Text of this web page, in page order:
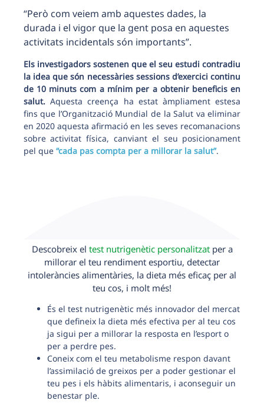
“Però com veiem amb aquestes dades, la
durada i el vigor que la gent posa en aquestes
activitats incidentals són importants”.
Els investigadors sostenen que el seu estudi contradiu
la idea que són necessàries sessions d’exercici continu
de 10 minuts com a mínim per a obtenir beneficis en
salut.Aquesta creença ha estat àmpliament estesa
fins que l’Organització Mundial de la Salut va eliminar
en 2020 aquesta afirmació en les seves recomanacions
sobre activitat física, canviant el seu posicionament
pel que “cada pas compta per a millorar la salut”.
Descobreix el test nutrigenètic personalitzatper a
millorar el teu rendiment esportiu, detectar
intoleràncies alimentàries, la dieta més eficaç per al
teu cos, i molt més!
És el test nutrigenètic més innovador del mercat
que defineix la dieta més efectiva per al teu cos
ja sigui per a millorar la resposta en l’esport o
per a perdre pes.
Coneix com el teu metabolisme respon davant
l’assimilació de greixos per a poder gestionar el
teu pes i els hàbits alimentaris, i aconseguir un
benestar ple.